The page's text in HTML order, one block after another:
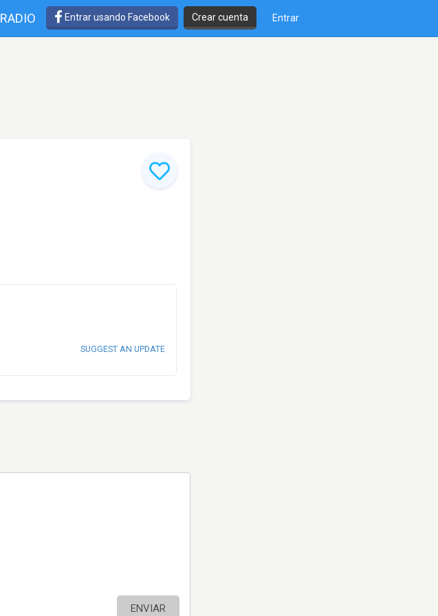
RADIO Entrar usando Facebook Crear cuenta Entrar
SUGGEST AN UPDATE
ENVIAR